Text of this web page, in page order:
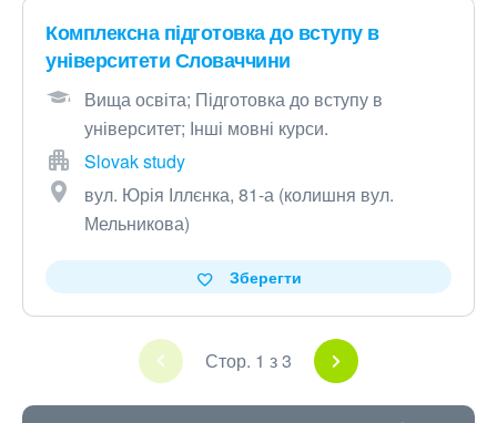
Комплексна підготовка до вступу в
університети Словаччини
Вища освіта; Підготовка до вступу в
університет; Інші мовні курси.
Slovak study
вул. Юрія Іллєнка, 81-а (колишня вул.
Мельникова)
Зберегти
Стор. 1 з 3